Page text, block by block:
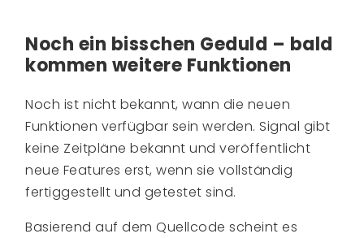
Noch ein bisschen Geduld – bald
kommen weitere Funktionen
Noch ist nicht bekannt, wann die neuen
Funktionen verfügbar sein werden. Signal gibt
keine Zeitpläne bekannt und veröffentlicht
neue Features erst, wenn sie vollständig
fertiggestellt und getestet sind.
Basierend auf dem Quellcode scheint es